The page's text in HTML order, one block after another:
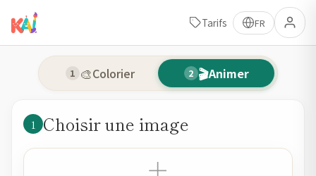
KidsAI Art Studio — color &
Tarifs FR
1 🎨Colorier 2 🎬Animer
1 Choisir une image